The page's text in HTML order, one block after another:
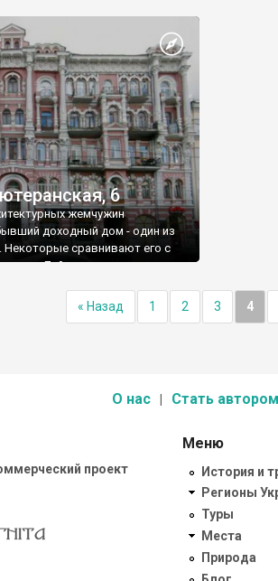
6
жемчужин
доходный дом - один из
Некоторые сравнивают его с
Действительно похож.
(№ 6) скульпторы и
мастер киевского
« Назад 1 2 3 4
О нас Стать автором
проект
Меню
История и
Регионы
Туры
Места
Природа